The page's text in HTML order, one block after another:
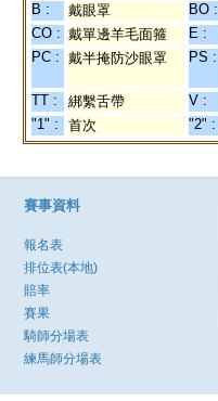
B : 戴眼罩 BO :
CO : 戴單邊羊毛面箍 E :
PC : 戴半掩防沙眼罩 PS :
TT : 綁繫舌帶 V :
"1" :
首次 "2" :
賽事資料
報名表
排位表(本地)
賠率
賽果
騎師分場表
練馬師分場表